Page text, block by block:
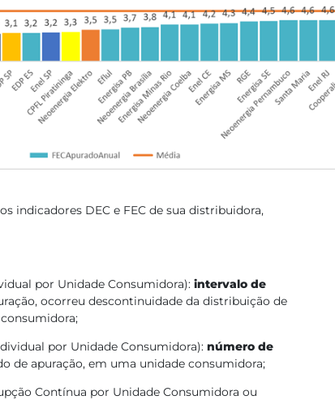
indicadores DEC e FEC de sua distribuidora,
por Unidade Consumidora): intervalo de
ocorreu descontinuidade da distribuição de
por Unidade Consumidora): número de
de apuração, em uma unidade consumidora;
Contínua por Unidade Consumidora ou